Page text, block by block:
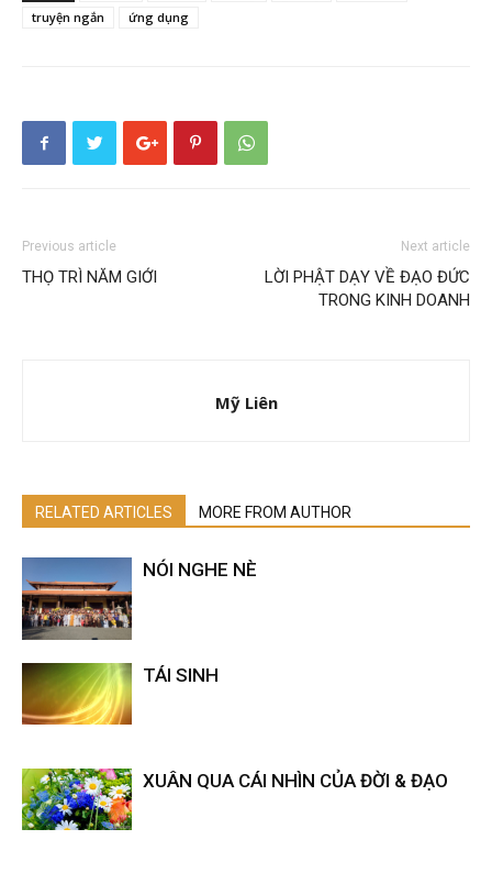
truyện ngắn
ứng dụng
Previous article
THỌ TRÌ NĂM GIỚI
Next article
LỜI PHẬT DẠY VỀ ĐẠO ĐỨC
TRONG KINH DOANH
Mỹ Liên
RELATED ARTICLES MORE FROM AUTHOR
NÓI NGHE NÈ
TÁI SINH
XUÂN QUA CÁI NHÌN CỦA ĐỜI & ĐẠO